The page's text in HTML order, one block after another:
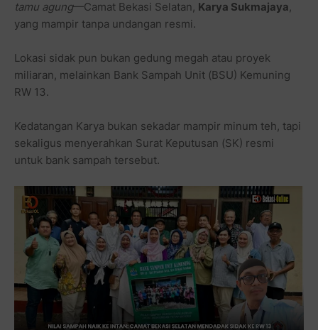
tamu agung—Camat Bekasi Selatan, Karya Sukmajaya,
yang mampir tanpa undangan resmi.
Lokasi sidak pun bukan gedung megah atau proyek
miliaran, melainkan Bank Sampah Unit (BSU) Kemuning
RW 13.
Kedatangan Karya bukan sekadar mampir minum teh, tapi
sekaligus menyerahkan Surat Keputusan (SK) resmi
untuk bank sampah tersebut.